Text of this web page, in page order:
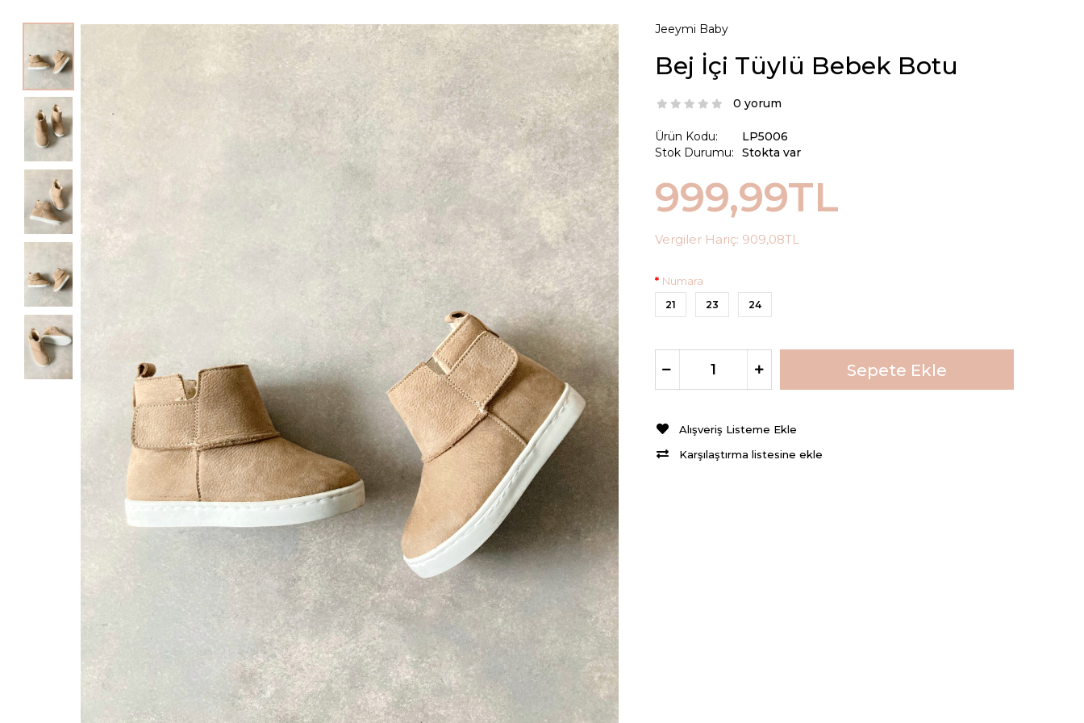
Jeeymi Baby
Bej İçi Tüylü Bebek Botu
0 yorum
Ürün Kodu:
Stok Durumu:
LP5006
Stokta var
999,99TL
Vergiler Hariç: 909,08TL
Numara
21 23 24
Alışveriş Listeme Ekle
Karşılaştırma listesine ekle